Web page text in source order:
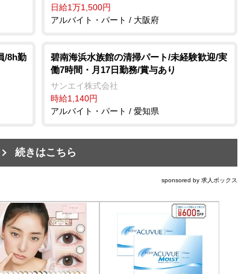
日給1万1,500円
アルバイト・パート / 大阪府
/8h勤
碧南海浜水族館の清掃パート/未経験歓迎/実
働7時間・月17日勤務/賞与あり
サンエイ株式会社
時給1,140円
アルバイト・パート / 愛知県
続きはこちら
sponsored by 求人ボックス